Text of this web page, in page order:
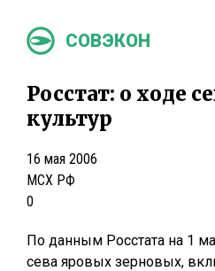
СОВЭКОН
Росстат: о ходе
культур
16 мая 2006
МСХ РФ
0
По данным Росстата на 1
сева яровых зерновых,